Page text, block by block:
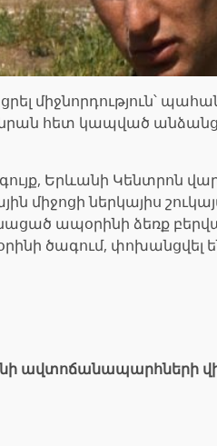
միջնորդություն՝
հետ կապված անձանց
Երևանի Կենտրոն
միջոցի ներկայիս
ապօրինի ձեռք
ծագում, փոխանցվել
ավտոճանապարհների